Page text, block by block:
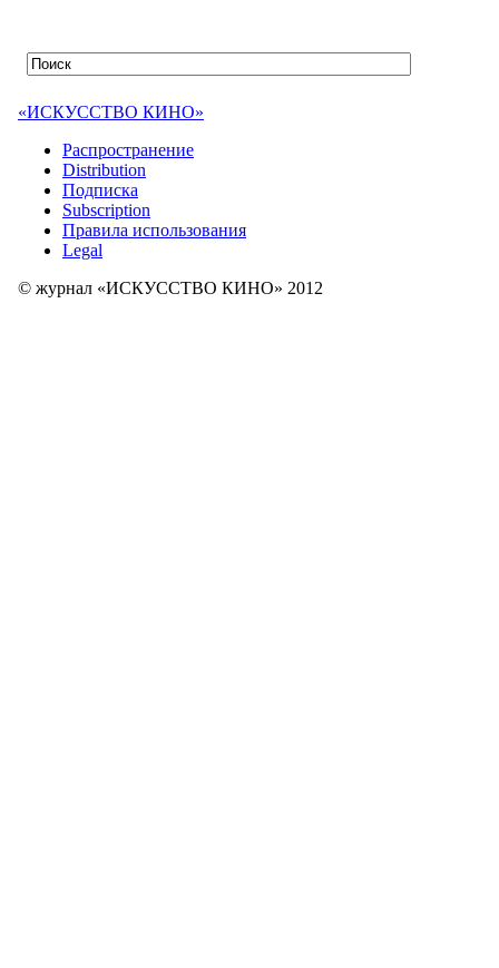
«ИСКУССТВО КИНО»
Распространение
Distribution
Подписка
Subscription
Правила использования
Legal
© журнал «ИСКУССТВО КИНО» 2012